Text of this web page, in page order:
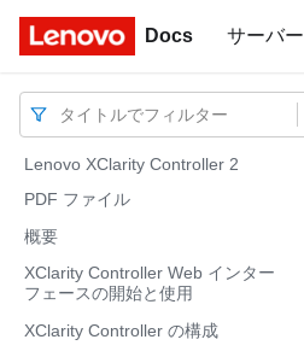
Docs サーバー
Docs
タイトルでフィルター
Lenovo XClarity Controller 2
PDF ファイル
概要
XClarity Controller Web インター
フェースの開始と使用
XClarity Controller の構成